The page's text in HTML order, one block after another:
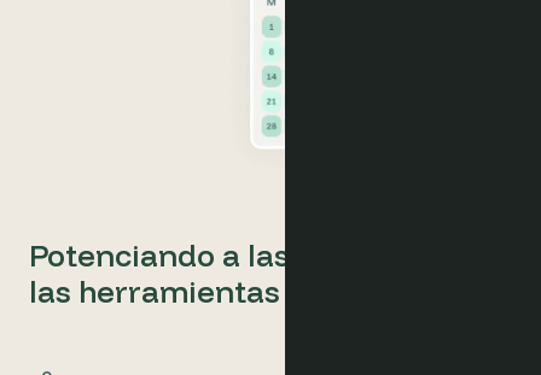
Potenciando a las agencias con
las herramientas adecuadas